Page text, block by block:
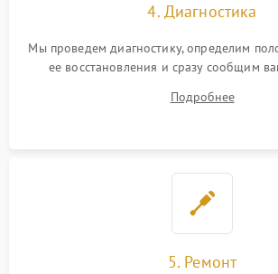
4. Диагностика
Мы проведем диагностику, определим
ее восстановления и сразу сообщим
Подробнее
5. Ремонт